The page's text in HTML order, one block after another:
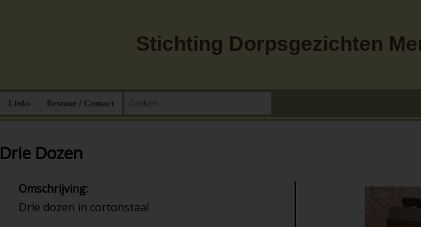
Stichting Dorpsgezichten
Links Bestuur / Contact
Drie Dozen
Omschrijving:
Drie dozen in cortonstaal